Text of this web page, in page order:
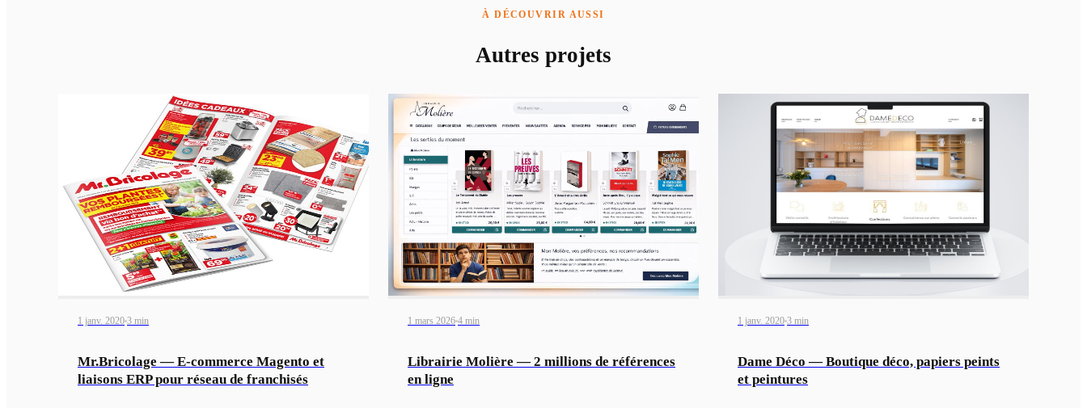
À DÉCOUVRIR AUSSI
Autres projets
1 janv. 2020 3 min
Mr.Bricolage — E-commerce Magento et
liaisons ERP pour réseau de franchisés
1 mars 2026 4 min
Librairie Molière — 2 millions de références
en ligne
1 janv. 2020 3 min
Dame Déco — Boutique déco, papiers peints
et peintures